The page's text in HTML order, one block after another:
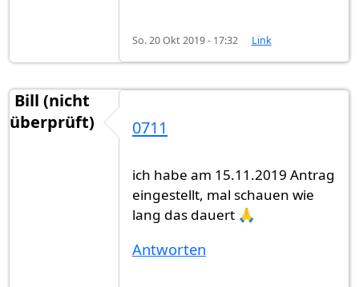
So. 20 Okt 2019 - 17:32 Link
Bill (nicht
überprüft)
0711
ich habe am 15.11.2019 Antrag
eingestellt, mal schauen wie
lang das dauert 🙏
Antworten